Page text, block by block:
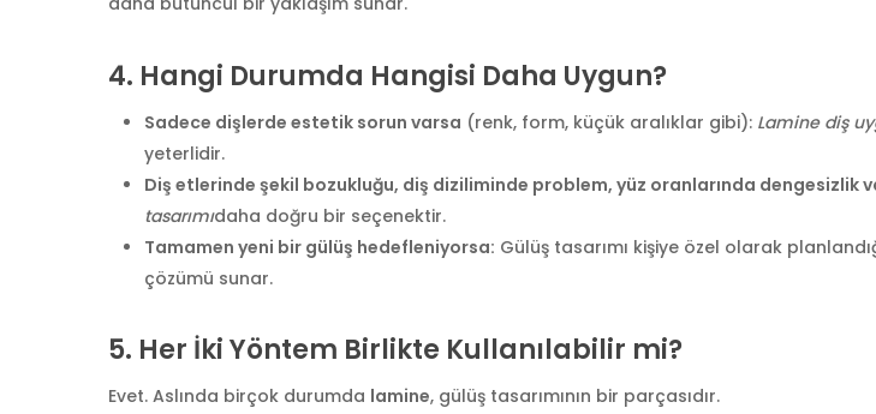
4. Hangi Durumda Hangisi Daha Uygun?
Sadece dişlerde estetik sorun varsa (renk, form, küçük aralıklar gibi): Lamine diş
yeterlidir.
Diş etlerinde şekil bozukluğu, diş diziliminde problem, yüz oranlarında dengesizlik
tasarımıdaha doğru bir seçenektir.
Tamamen yeni bir gülüş hedefleniyorsa: Gülüş tasarımı kişiye özel olarak
çözümü sunar.
5. Her İki Yöntem Birlikte Kullanılabilir mi?
Evet. Aslında birçok durumda lamine, gülüş tasarımının bir parçasıdır.